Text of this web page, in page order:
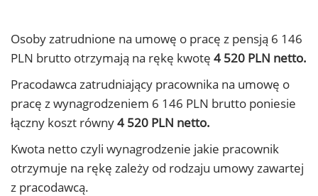
Osoby zatrudnione na umowę o pracę z pensją 6 146
PLN brutto otrzymają na rękę kwotę 4 520 PLN netto.
Pracodawca zatrudniający pracownika na umowę o
pracę z wynagrodzeniem 6 146 PLN brutto poniesie
łączny koszt równy4 520 PLN netto.
Kwota netto czyli wynagrodzenie jakie pracownik
otrzymuje na rękę zależy od rodzaju umowy zawartej
z pracodawcą.